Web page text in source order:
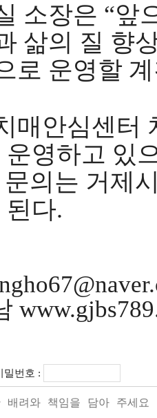
소장은 “앞
삶의 질 향
로 운영할
매안심센터
영하고 있
문의는 거제
된다.
밀번호 :